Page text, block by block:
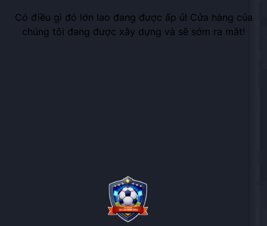
Có điều gì đó lớn lao đang được ấp ủ! Cửa hàng của
chúng tôi đang được xây dựng và sẽ sớm ra mắt!